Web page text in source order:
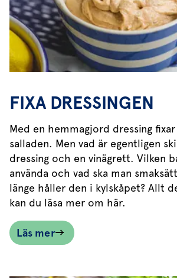
FIXA DRESSINGEN
Med en hemmagjord dressing
salladen. Men vad är egentligen
dressing och en vinägrett. Vilken
använda och vad ska man
länge håller den i kylskåpet? Allt
kan du läsa mer om här.
Läs mer